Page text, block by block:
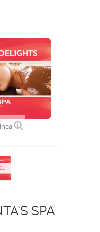
SPA